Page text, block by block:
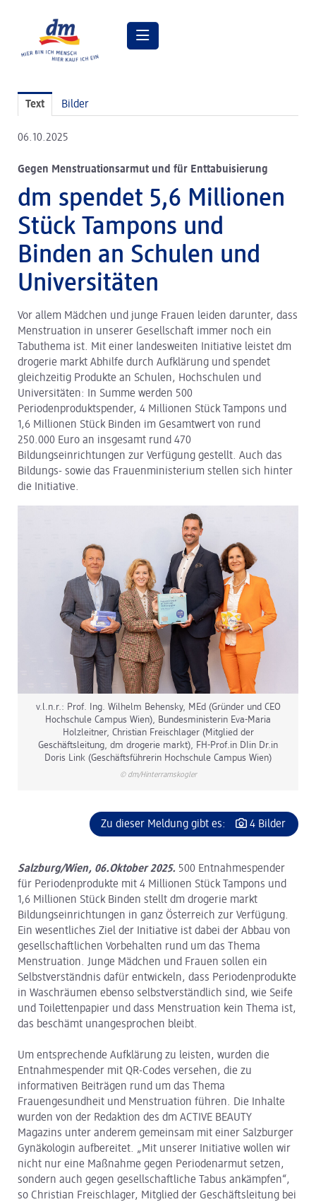
Pressebilder
dm Geschäftsführung
dm Markt
dm friseurstudio
dm kosmetikstudio
Verantwortung
Lehre bei dm
Arbeiten bei dm
dm Logistik
dm Online Shop
PAYBACK
Pressekontakt
ACTIVE BEAUTY
Text Bilder
06.10.2025
Gegen Menstruationsarmut und für Enttabuisierung
dm spendet 5,6 Millionen
Stück Tampons und
Binden an Schulen und
Universitäten
Vor allem Mädchen und junge Frauen leiden darunter, dass
Menstruation in unserer Gesellschaft immer noch ein
Tabuthema ist. Mit einer landesweiten Initiative leistet dm
drogerie markt Abhilfe durch Aufklärung und spendet
gleichzeitig Produkte an Schulen, Hochschulen und
Universitäten: In Summe werden 500
Periodenproduktspender, 4 Millionen Stück Tampons und
1,6 Millionen Stück Binden im Gesamtwert von rund
250.000 Euro an insgesamt rund 470
Bildungseinrichtungen zur Verfügung gestellt. Auch das
Bildungs- sowie das Frauenministerium stellen sich hinter
die Initiative.
v.l.n.r.: Prof. Ing. Wilhelm Behensky, MEd (Gründer und CEO
Hochschule Campus Wien), Bundesministerin Eva-Maria
Holzleitner, Christian Freischlager (Mitglied der
Geschäftsleitung, dm drogerie markt), FH-Prof.in DIin Dr.in
Doris Link (Geschäftsführerin Hochschule Campus Wien)
© dm/Hinterramskogler
Zu dieser Meldung gibt es: 4 Bilder
Salzburg/Wien, 06.Oktober 2025. 500 Entnahmespender
für Periodenprodukte mit 4 Millionen Stück Tampons und
1,6 Millionen Stück Binden stellt dm drogerie markt
Bildungseinrichtungen in ganz Österreich zur Verfügung.
Ein wesentliches Ziel der Initiative ist dabei der Abbau von
gesellschaftlichen Vorbehalten rund um das Thema
Menstruation. Junge Mädchen und Frauen sollen ein
Selbstverständnis dafür entwickeln, dass Periodenprodukte
in Waschräumen ebenso selbstverständlich sind, wie Seife
und Toilettenpapier und dass Menstruation kein Thema ist,
das beschämt unangesprochen bleibt.
Um entsprechende Aufklärung zu leisten, wurden die
Entnahmespender mit QR-Codes versehen, die zu
informativen Beiträgen rund um das Thema
Frauengesundheit und Menstruation führen. Die Inhalte
wurden von der Redaktion des dm ACTIVE BEAUTY
Magazins unter anderem gemeinsam mit einer Salzburger
Gynäkologin aufbereitet. „Mit unserer Initiative wollen wir
nicht nur eine Maßnahme gegen Periodenarmut setzen,
sondern auch gegen gesellschaftliche Tabus ankämpfen“,
so Christian Freischlager, Mitglied der Geschäftsleitung bei